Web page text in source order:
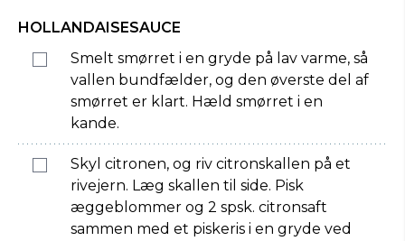
HOLLANDAISESAUCE
Smelt smørret i en gryde på lav varme, så
vallen bundfælder, og den øverste del af
smørret er klart. Hæld smørret i en
kande.
Skyl citronen, og riv citronskallen på et
rivejern. Læg skallen til side. Pisk
æggeblommer og 2 spsk. citronsaft
sammen med et piskeris i en gryde ved